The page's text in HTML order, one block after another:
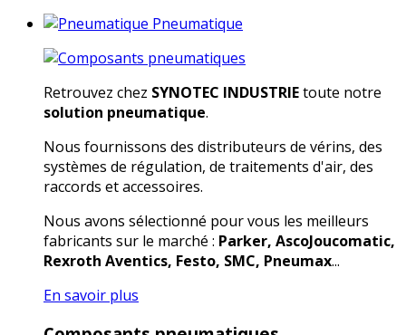
Pneumatique
Retrouvez chez SYNOTEC INDUSTRIEtoute notre
solution pneumatique.
Nous fournissons des distributeurs de vérins, des
systèmes de régulation, de traitements d'air, des
raccords et accessoires.
Nous avons sélectionné pour vous les meilleurs
fabricants sur le marché : Parker, AscoJoucomatic,
Rexroth Aventics, Festo, SMC, Pneumax...
En savoir plus